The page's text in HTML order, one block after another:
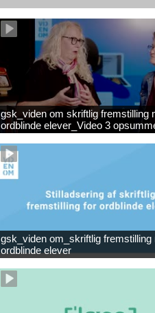
gsk_viden om skriftlig fremstilling
ordblinde elever_Video 3
gsk_viden om_skriftlig fremstilling
ordblinde elever